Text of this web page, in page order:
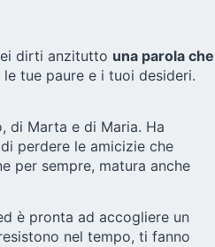
dirti anzitutto una parola che
tue paure e i tuoi desideri.
di Marta e di Maria. Ha
perdere le amicizie che
per sempre, matura anche
è pronta ad accogliere un
nel tempo, ti fanno